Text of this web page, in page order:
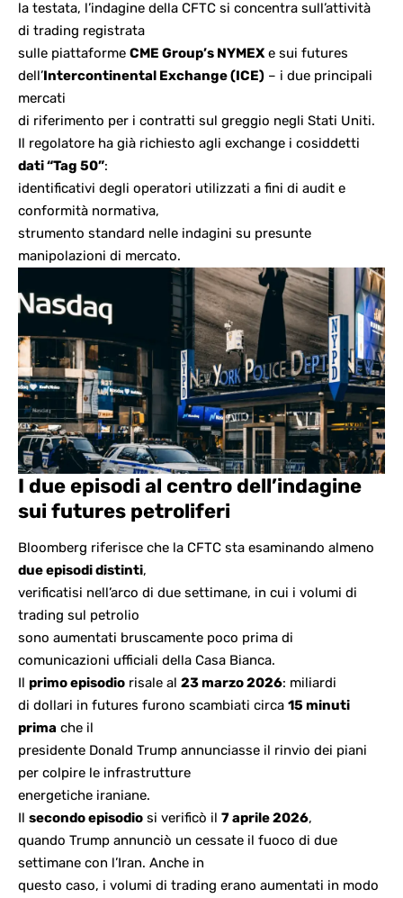
la testata, l’indagine della CFTC si concentra sull’attività
di trading registrata
sulle piattaforme CME Group’s NYMEX e sui futures
dell’Intercontinental Exchange (ICE) – i due principali
mercati
di riferimento per i contratti sul greggio negli Stati Uniti.
Il regolatore ha già richiesto agli exchange i cosiddetti
dati “Tag 50”:
identificativi degli operatori utilizzati a fini di audit e
conformità normativa,
strumento standard nelle indagini su presunte
manipolazioni di mercato.
I due episodi al centro dell’indagine
sui futures petroliferi
Bloomberg riferisce che la CFTC sta esaminando almeno
due episodi distinti,
verificatisi nell’arco di due settimane, in cui i volumi di
trading sul petrolio
sono aumentati bruscamente poco prima di
comunicazioni ufficiali della Casa Bianca.
Il primo episodio risale al 23 marzo 2026: miliardi
di dollari in futures furono scambiati circa 15 minuti
prima che il
presidente Donald Trump annunciasse il rinvio dei piani
per colpire le infrastrutture
energetiche iraniane.
Il secondo episodio si verificò il 7 aprile 2026,
quando Trump annunciò un cessate il fuoco di due
settimane con l’Iran. Anche in
questo caso, i volumi di trading erano aumentati in modo